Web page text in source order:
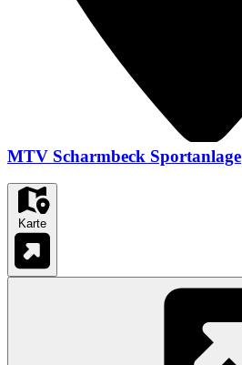
MTV Scharmbeck Sportanlage
Karte